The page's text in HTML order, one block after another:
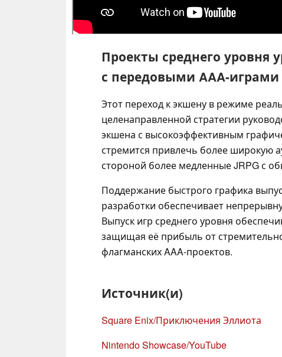
Проекты среднего уровня
с передовыми AAA-играми
Этот переход к экшену в режиме
целенаправленной стратегии
экшена с высокоэффективным
стремится привлечь более широкую
стороной более медленные JRPG с
Поддержание быстрого графика
разработки обеспечивает
Выпуск игр среднего уровня
защищая её прибыль от
флагманских AAA-проектов.
Источник(и)
Square Enix/Приключения Эллиота
Nintendo Showcase/YouTube